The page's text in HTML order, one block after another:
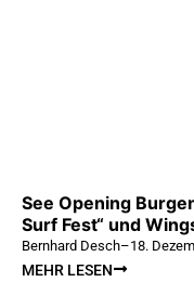
See Opening
Surf Fest“ und
Bernhard Desch–18.
MEHR LESEN